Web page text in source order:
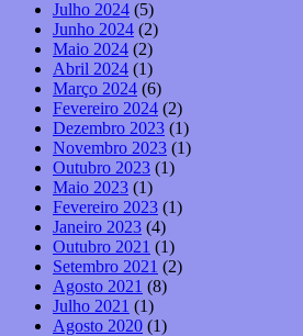
Julho 2024 (5)
Junho 2024 (2)
Maio 2024 (2)
Abril 2024 (1)
Março 2024 (6)
Fevereiro 2024 (2)
Dezembro 2023 (1)
Novembro 2023 (1)
Outubro 2023 (1)
Maio 2023 (1)
Fevereiro 2023 (1)
Janeiro 2023 (4)
Outubro 2021 (1)
Setembro 2021 (2)
Agosto 2021 (8)
Julho 2021 (1)
Agosto 2020 (1)